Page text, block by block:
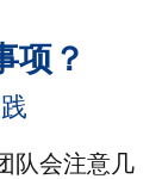
项？
队会注意几